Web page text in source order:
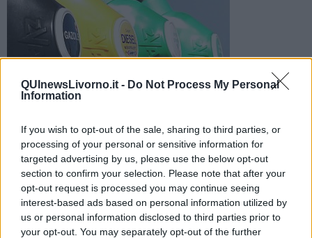
QUInewsLivorno.it - Do Not Process My Personal
Information
If you wish to opt-out of the sale, sharing to third parties, or
processing of your personal or sensitive information for
targeted advertising by us, please use the below opt-out
section to confirm your selection. Please note that after your
opt-out request is processed you may continue seeing
interest-based ads based on personal information utilized by
us or personal information disclosed to third parties prior to
your opt-out. You may separately opt-out of the further
Ecco l'elenco dei prezzi del carburante in provincia di Livorno.
Comune per comune gli impianti più economici dove fare
rifornimento.